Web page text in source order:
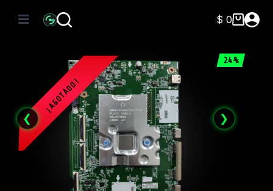
Carro
$ 0
24%
❮ ❯